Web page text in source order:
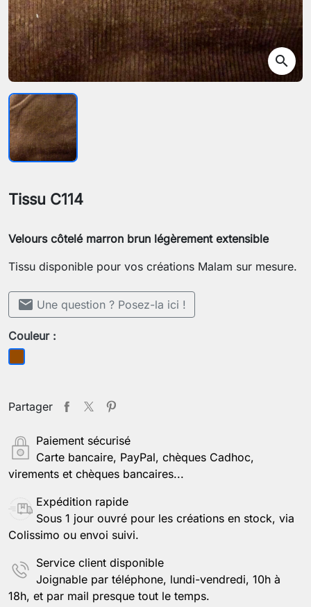
search
Tissu C114
Velours côtelé marron brun légèrement extensible
Tissu disponible pour vos créations Malam sur mesure.
mail Une question ? Posez-la ici !
Couleur :
Marron
Partager
Paiement sécurisé
Carte bancaire, PayPal, chèques Cadhoc,
virements et chèques bancaires...
Expédition rapide
Sous 1 jour ouvré pour les créations en stock, via
Colissimo ou envoi suivi.
Service client disponible
Joignable par téléphone, lundi-vendredi, 10h à
18h, et par mail presque tout le temps.